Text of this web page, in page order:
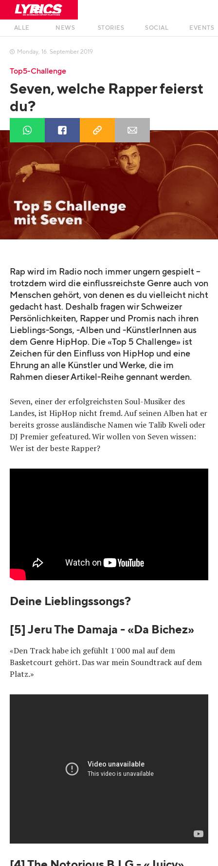
ALLE NEWS STORIES SOCIAL EVENTS
 Monday, 16. September 2019
Top5-Challenge
Seven, welche Rapper feierst
du?
Rap wird im Radio noch immer ungern gespielt –
trotzdem wird die einflussreichste Genre auch von
Menschen gehört, von denen es du vielleicht nicht
gedacht hast. Deshalb fragen wir Schweizer
Persönlichkeiten, Rapper und Promis nach ihren
Lieblings-Songs, -Alben und -KünstlerInnen aus
dem Genre HipHop. Die «Top 5 Challenge» ist
Zeichen für den Einfluss von HipHop und eine
Ehrung an alle Künstler und Werke, die im
Rahmen dieser Artikel-Reihe gennant werden.
Seven, einer der erfolgreichsten Soul-Musiker des
Landes, ist HipHop nicht fremd. Auf seinen Alben hat er
bereits grosse ausländische Namen wie Talib Kweli oder
DJ Premier gefeatured. Wir wollen von Seven wissen:
Wer ist der beste Rapper?
Deine Lieblingssongs?
[5] Jeru The Damaja - «Da Bichez»
«Den Track habe ich gefühlt 1'000 mal auf dem
Basketcourt gehört. Das war mein Soundtrack auf dem
Platz.»